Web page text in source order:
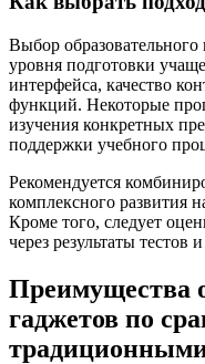
Выбор
уровня подготовки
интерфейса, качество
функций. Некоторые
изучения конкретных
поддержки учебного
Рекомендуется
комплексного развития
Кроме того, следует
через результаты
Преимущества
гаджетов по